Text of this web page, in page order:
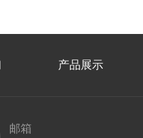
产品展示
邮箱